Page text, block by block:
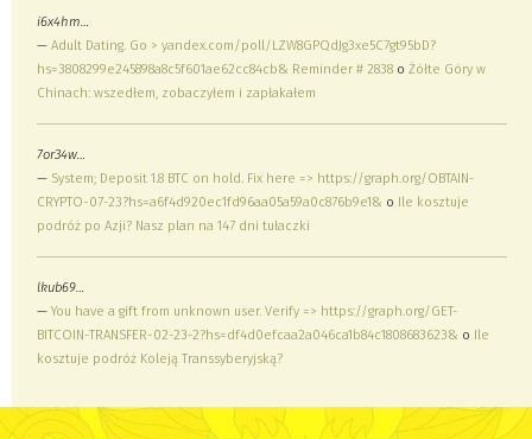
i6x4hm…
—Adult Dating. Go > yandex.com/poll/LZW8GPQdJg3xe5C7gt95bD?
hs=3808299e245898a8c5f601ae62cc84cb& Reminder # 2838 oŻółte Góry w
Chinach: wszedłem, zobaczyłem i zapłakałem
7or34w…
— System; Deposit 1.8 BTC on hold. Fix here => https://graph.org/OBTAIN-
CRYPTO-07-23?hs=a6f4d920ec1fd96aa05a59a0c876b9e1& o Ile kosztuje
podróż po Azji? Nasz plan na 147 dni tułaczki
lkub69…
—You have a gift from unknown user. Verify => https://graph.org/GET-
BITCOIN-TRANSFER-02-23-2?hs=df4d0efcaa2a046ca1b84c1808683623& o Ile
kosztuje podróż Koleją Transsyberyjską?